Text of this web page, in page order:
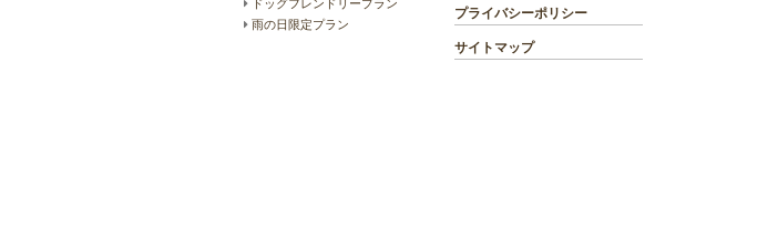
ドッグフレンドリープラン
雨の日限定プラン
プライバシーポリシー
サイトマップ